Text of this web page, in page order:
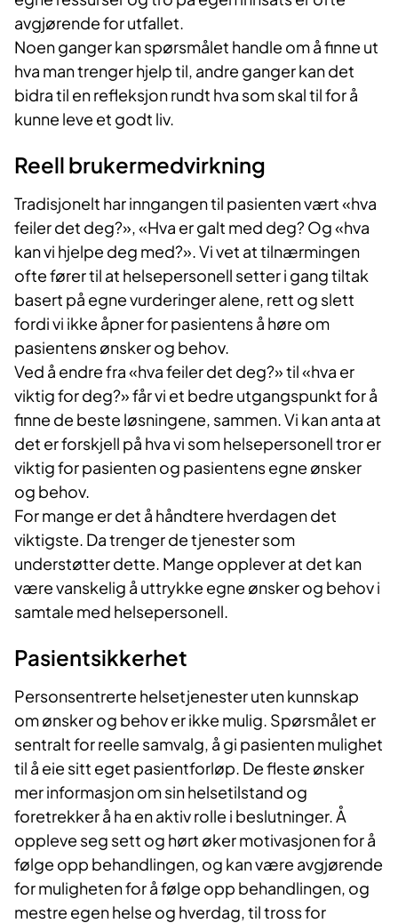
avgjørende for utfallet.
Noen ganger kan spørsmålet handle om å finne ut
hva man trenger hjelp til, andre ganger kan det
bidra til en refleksjon rundt hva som skal til for å
kunne leve et godt liv.
Reell brukermedvirkning
Tradisjonelt har inngangen til pasienten vært «hva
feiler det deg?», «Hva er galt med deg? Og «hva
kan vi hjelpe deg med?». Vi vet at tilnærmingen
ofte fører til at helsepersonell setter i gang tiltak
basert på egne vurderinger alene, rett og slett
fordi vi ikke åpner for pasientens å høre om
pasientens ønsker og behov.
Ved å endre fra «hva feiler det deg?» til «hva er
viktig for deg?» får vi et bedre utgangspunkt for å
finne de beste løsningene, sammen. Vi kan anta at
det er forskjell på hva vi som helsepersonell tror er
viktig for pasienten og pasientens egne ønsker
og behov.
For mange er det å håndtere hverdagen det
viktigste. Da trenger de tjenester som
understøtter dette. Mange opplever at det kan
være vanskelig å uttrykke egne ønsker og behov i
samtale med helsepersonell.
Pasientsikkerhet
Personsentrerte helsetjenester uten kunnskap
om ønsker og behov er ikke mulig. Spørsmålet er
sentralt for reelle samvalg, å gi pasienten mulighet
til å eie sitt eget pasientforløp. De fleste ønsker
mer informasjon om sin helsetilstand og
foretrekker å ha en aktiv rolle i beslutninger. Å
oppleve seg sett og hørt øker motivasjonen for å
følge opp behandlingen, og kan være avgjørende
for muligheten for å følge opp behandlingen, og
mestre egen helse og hverdag, til tross for